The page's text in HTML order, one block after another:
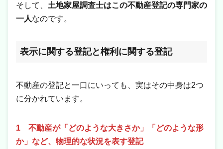
そして、 土地家屋調査士はこの不動産登記の専門家の
一人なのです。
表示に関する登記と権利に関する登記
不動産の登記と一口にいっても、実はその中身は2つ
に分かれています。
1 不動産が「どのような大きさか」「どのような形
か」など、物理的な状況を表す登記